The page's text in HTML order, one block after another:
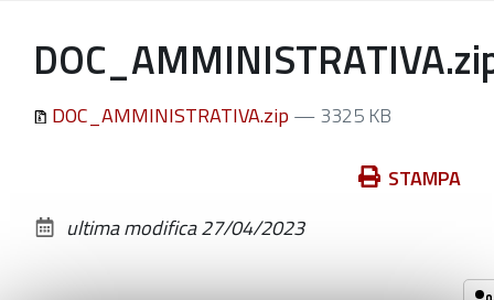
DOC_AMMINISTRATIVA.zip — 3325 KB
documento
STAMPA
ultima modifica27/04/2023